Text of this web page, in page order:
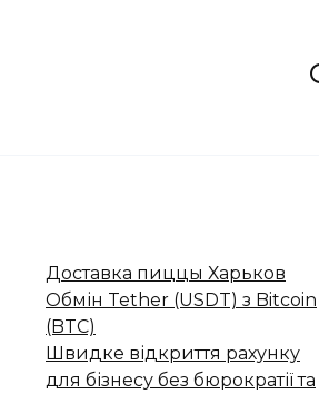
Доставка пиццы Харьков
Обмін Tether (USDT) з Bitcoin
(BTC)
Швидке відкриття рахунку
для бізнесу без бюрократії та